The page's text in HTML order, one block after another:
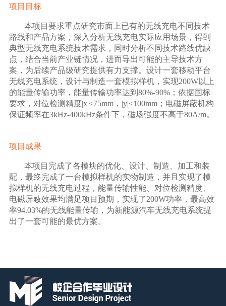
项目目标
本项目要求重点研究市面上已有的无线充电不同技术
路线和产品方案，深入分析无线充电实际应用场景，得到
典型无线充电系统技术需求，同时分析不同技术路线优缺
点，结合当前产业链情况，进而导出可能的主导技术方
案，为后续产品级研究提供有力支撑。设计一套移动平台
无线充电系统，设计与制造一套模拟样机，实现200W以上
的能量传输功率，能量传输功率达到80%-90%；依据国标
要求，对位检测精度|x|≤75mm，|y|≤100mm；电磁屏蔽机构
保证频率在3kHz-400kHz条件下，磁场强度不高于80A/m。
项目成果
本项目完成了各模块的优化、设计、制造、加工和装
配，最终完成了一台模拟样机的实物制造，并且实现了模
拟样机的无线充电过程，能量传输性能、对位检测精度、
电磁屏蔽效果均满足项目预期，实现了200W功率，最高效
率94.03%的无线能量传输，为新能源汽车无线充电系统提
出了一套可能的最优方案。